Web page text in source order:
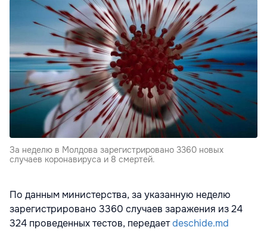
За неделю в Молдова зарегистрировано 3360 новых
случаев коронавируса и 8 смертей.
По данным министерства, за указанную неделю
зарегистрировано 3360 случаев заражения из 24
324 проведенных тестов, передаетdeschide.md